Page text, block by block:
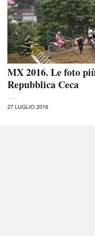
MX 2016. Le foto
Repubblica Ceca
27 LUGLIO 2016